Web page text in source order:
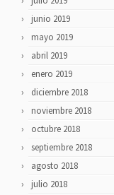
junio 2019
mayo 2019
abril 2019
enero 2019
diciembre 2018
noviembre 2018
octubre 2018
septiembre 2018
agosto 2018
julio 2018